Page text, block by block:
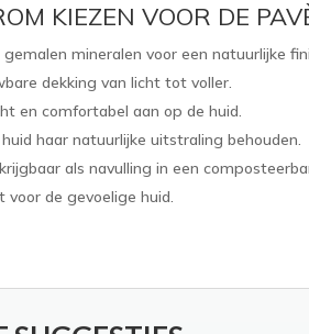
KIEZEN VOOR DE
mineralen voor een natuurlijke
dekking van licht tot voller.
en comfortabel aan op de huid.
haar natuurlijke uitstraling behouden.
als navulling in een
voor de gevoelige huid.